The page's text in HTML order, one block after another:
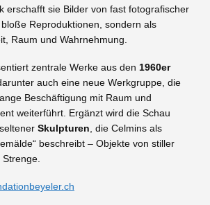
erschafft sie Bilder von fast fotografischer
Reproduktionen, sondern als
Raum und Wahrnehmung.
zentrale Werke aus den 1960er
darunter auch eine neue Werkgruppe, die
Beschäftigung mit Raum und
weiterführt. Ergänzt wird die Schau
Skulpturen , die Celmins als
beschreibt – Objekte von stiller